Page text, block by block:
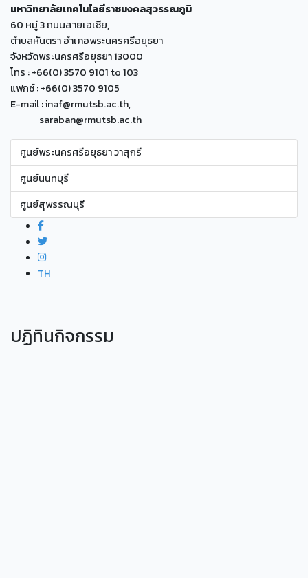
มหาวิทยาลัยเทคโนโลยีราชมงคลสุวรรณภูมิ
60 หมู่ 3 ถนนสายเอเซีย,
ตำบลหันตรา อำเภอพระนครศรีอยุธยา
จังหวัดพระนครศรีอยุธยา 13000
โทร : +66(0) 3570 9101 to 103
แฟกซ์ : +66(0) 3570 9105
E-mail : inaf@rmutsb.ac.th,
saraban@rmutsb.ac.th
ศูนย์พระนครศรีอยุธยา วาสุกรี
ศูนย์นนทบุรี
ศูนย์สุพรรณบุรี
TH
ปฏิทินกิจกรรม